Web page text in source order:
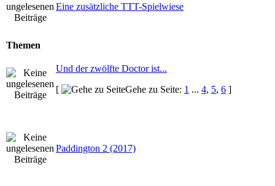
Eine zusätzliche TTT-Spielwiese
Themen
Und der zwölfte Doctor ist...
[
Gehe zu Seite: 1 ... 4, 5, 6 ]
Paddington 2 (2017)